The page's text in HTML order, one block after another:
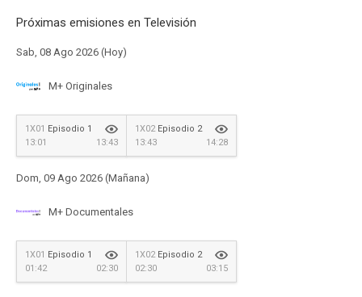
Próximas emisiones en Televisión
Sab, 08 Ago 2026 (Hoy)
M+ Originales
1X01 Episodio 1
13:01
13:43
1X02Episodio 2
13:43
14:28
Dom, 09 Ago 2026 (Mañana)
M+ Documentales
1X01 Episodio 1
01:42
02:30
1X02Episodio 2
02:30
03:15